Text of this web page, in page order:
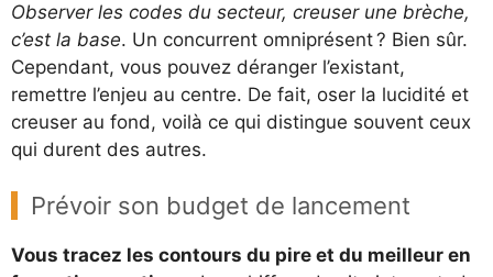
Observer les codes du secteur, creuser une brèche,
c’est la base. Un concurrent omniprésent ? Bien sûr.
Cependant, vous pouvez déranger l’existant,
remettre l’enjeu au centre. De fait, oser la lucidité et
creuser au fond, voilà ce qui distingue souvent ceux
qui durent des autres.
Prévoir son budget de lancement
Vous tracez les contours du pire et du meilleur en